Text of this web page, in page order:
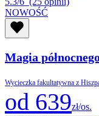
NOWOŚĆ
Magia
Wycieczka fakultatywna z
od 639zł/os.